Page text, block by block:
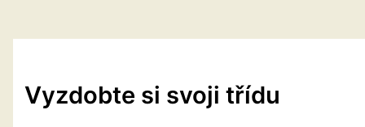
Vyzdobte si svoji třídu